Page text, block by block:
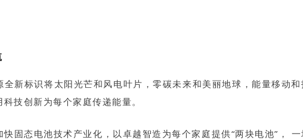
新标识将太阳光芒和风电叶片，零碳未来和美丽地球，能量移动
技创新为每个家庭传递能量。
固态电池技术产业化，以卓越智造为每个家庭提供“两块电池”，